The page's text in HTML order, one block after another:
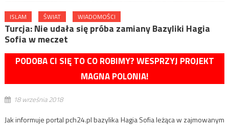
ISLAM ŚWIAT WIADOMOŚCI
Turcja: Nie udała się próba zamiany Bazyliki Hagia
Sofia w meczet
PODOBA CI SIĘ TO CO ROBIMY? WESPRZYJ PROJEKT
MAGNA POLONIA!
18 września 2018
Jak informuje portal pch24.pl bazylika Hagia Sofia leżąca w zajmowanym